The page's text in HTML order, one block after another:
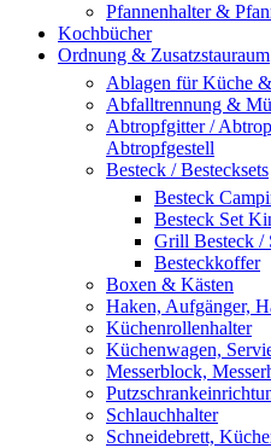
Pfannenhalter &
Kochbücher
Ordnung & Zusatzstauraum
Ablagen für Küche
Abfalltrennung &
Abtropfgitter /
Abtropfgestell
Besteck / Bestecksets
Besteck
Besteck Set
Grill Besteck /
Besteckkoffer
Boxen & Kästen
Haken, Aufgänger,
Küchenrollenhalter
Küchenwagen,
Messerblock,
Schlauchhalter
Schneidebrett,